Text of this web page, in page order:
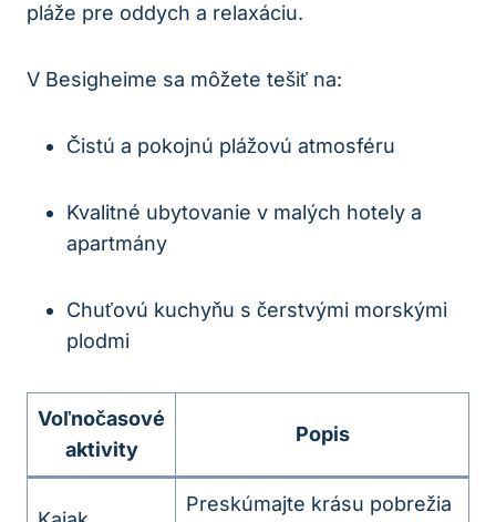
pláže pre oddych a relaxáciu.
V Besigheime sa môžete tešiť na:
Čistú a pokojnú plážovú atmosféru
Kvalitné ubytovanie v malých hotely a
apartmány
Chuťovú kuchyňu s čerstvými morskými
plodmi
Voľnočasové
aktivity
Popis
Preskúmajte krásu pobrežia